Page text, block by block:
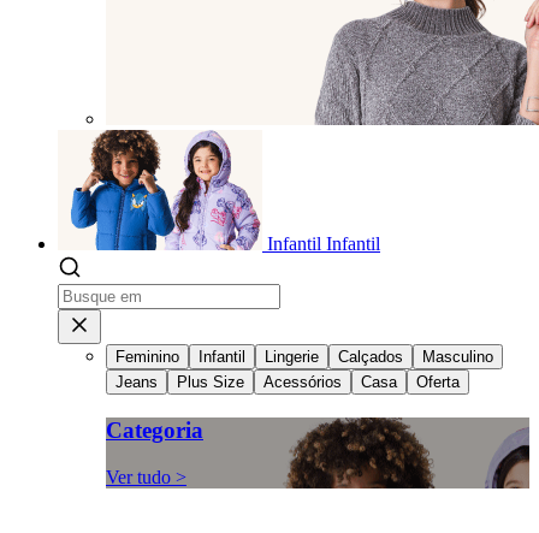
Infantil Infantil
Feminino Infantil Lingerie Calçados
Masculino
Jeans
Plus Size Acessórios Casa Oferta
Categoria
Ver tudo >